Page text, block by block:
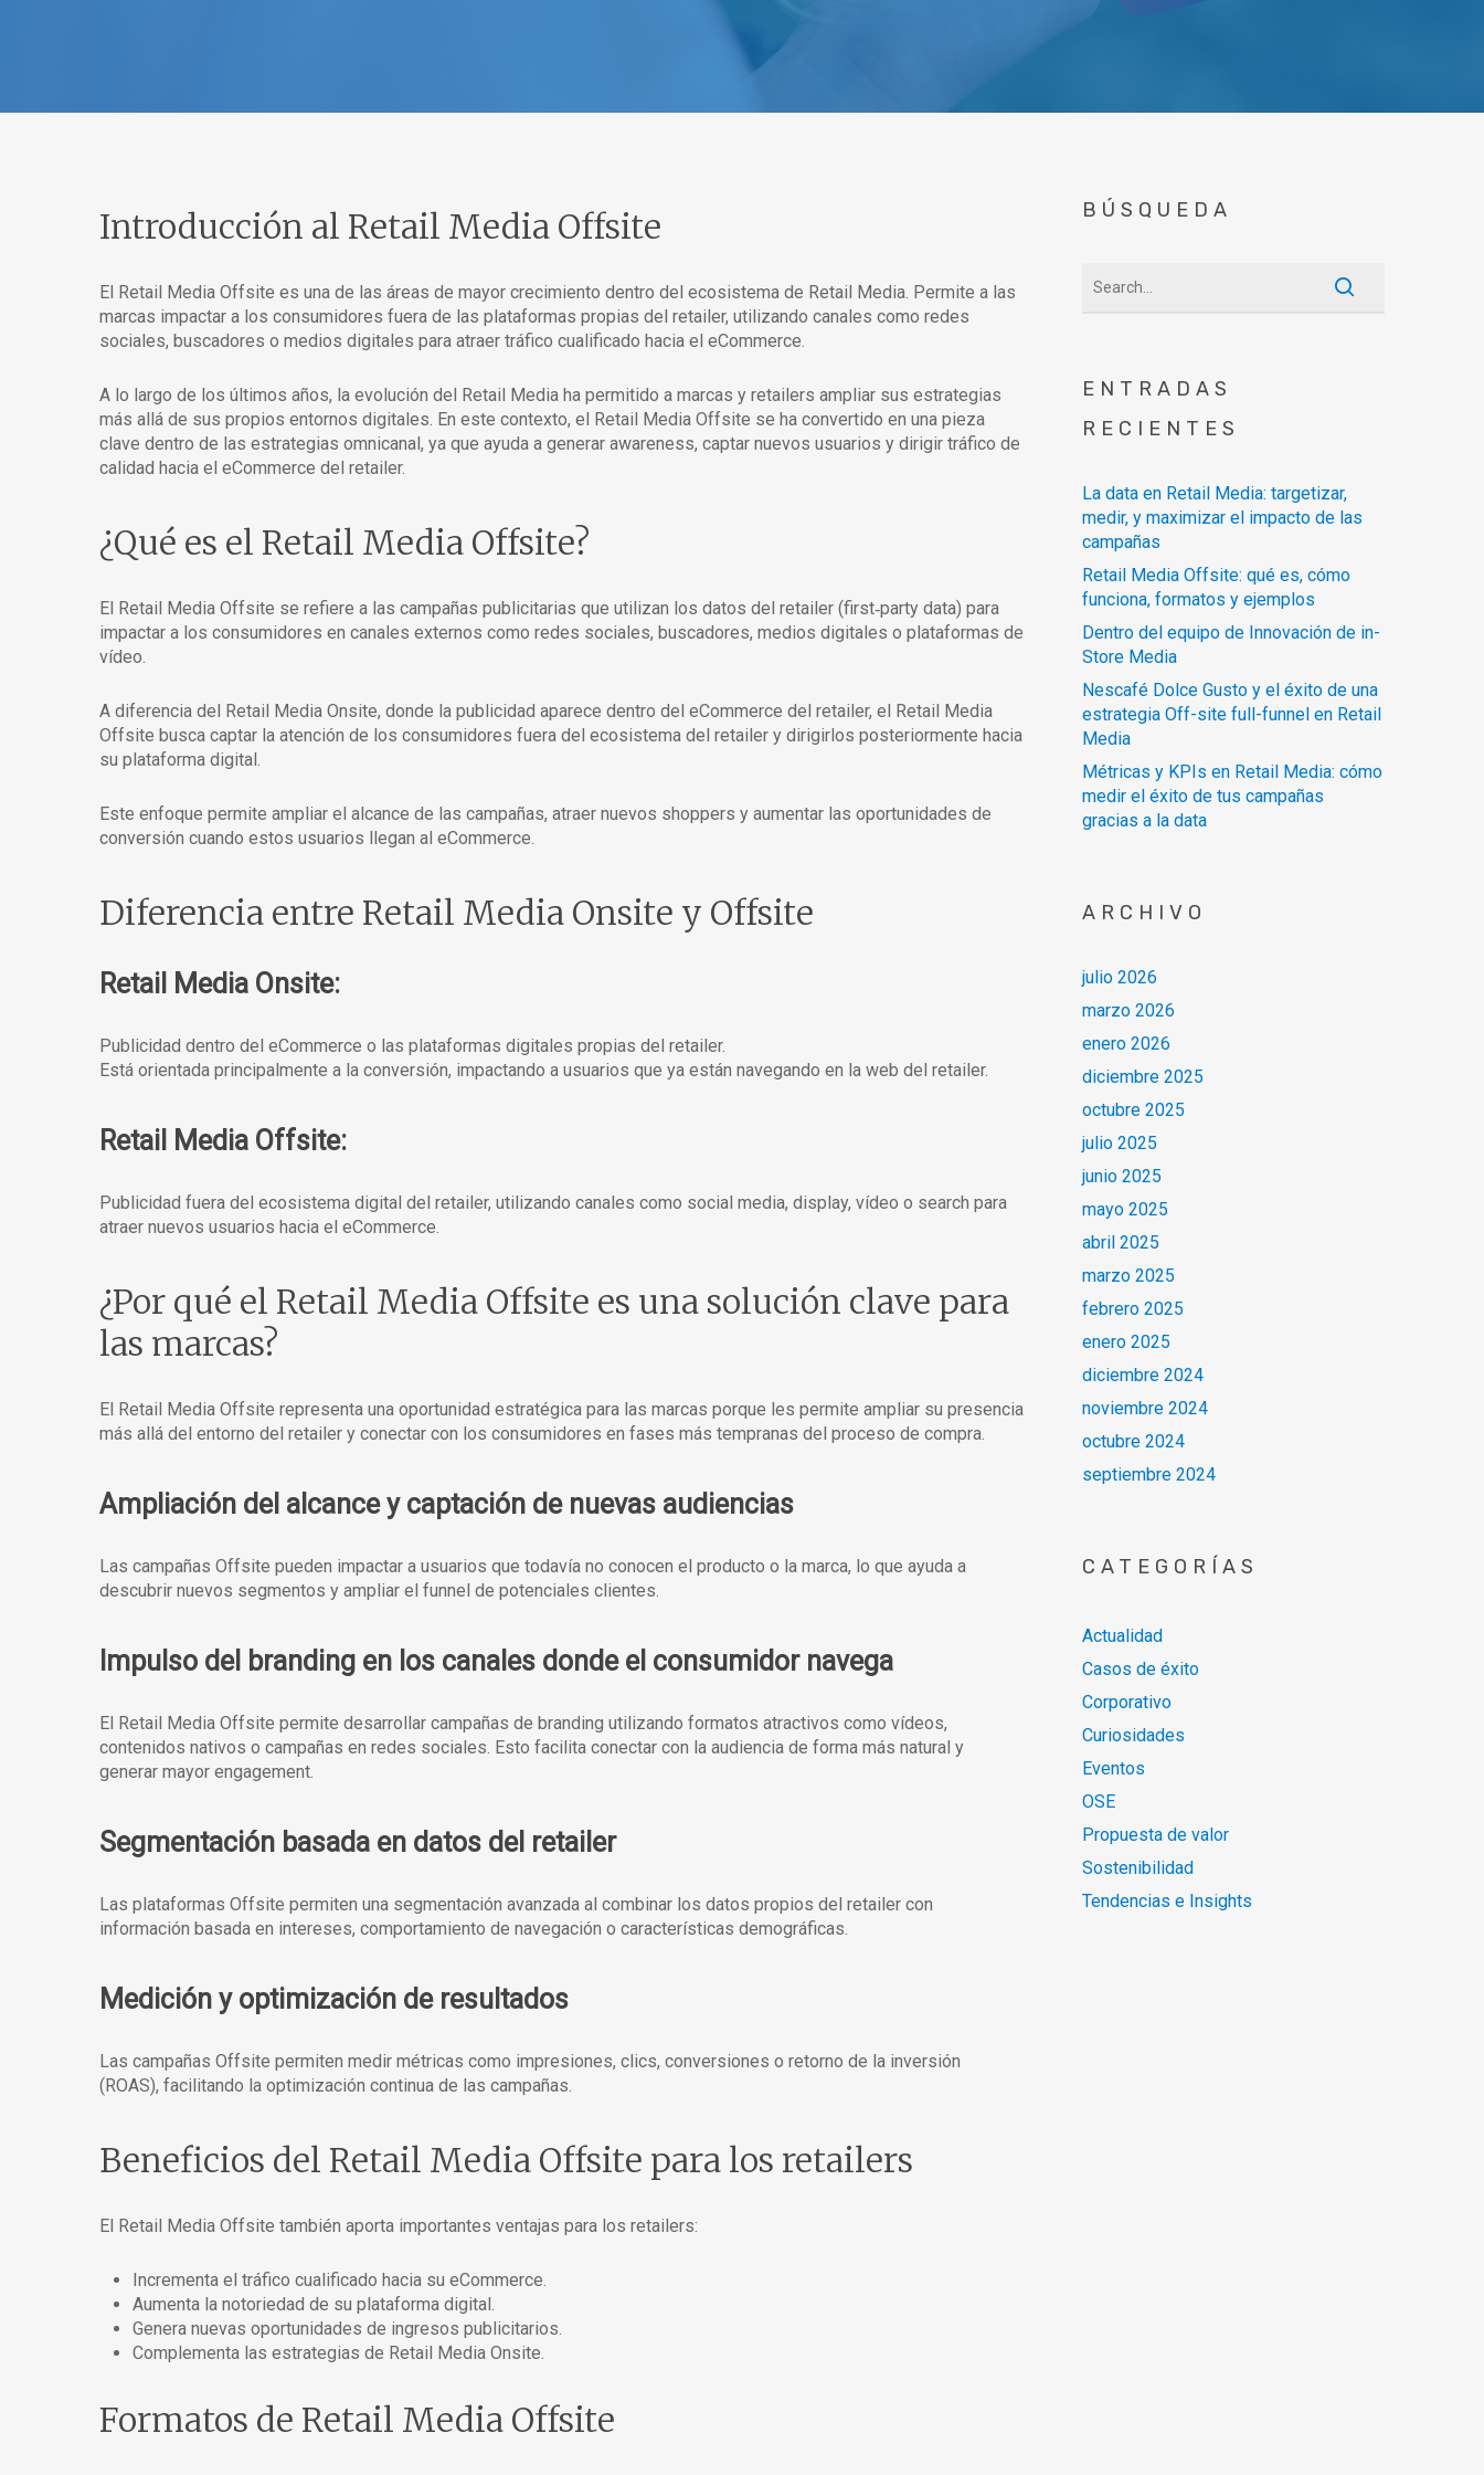
Introducción al Retail Media Offsite
El Retail Media Offsite es una de las áreas de mayor crecimiento dentro del ecosistema de Retail Media. Permite a las
marcas impactar a los consumidores fuera de las plataformas propias del retailer, utilizando canales como redes
sociales, buscadores o medios digitales para atraer tráfico cualificado hacia el eCommerce.
A lo largo de los últimos años, la evolución del Retail Media ha permitido a marcas y retailers ampliar sus estrategias
más allá de sus propios entornos digitales. En este contexto, el Retail Media Offsite se ha convertido en una pieza
clave dentro de las estrategias omnicanal, ya que ayuda a generar awareness, captar nuevos usuarios y dirigir tráfico de
calidad hacia el eCommerce del retailer.
¿Qué es el Retail Media Offsite?
El Retail Media Offsite se refiere a las campañas publicitarias que utilizan los datos del retailer (first‑party data) para
impactar a los consumidores en canales externos como redes sociales, buscadores, medios digitales o plataformas de
vídeo.
A diferencia del Retail Media Onsite, donde la publicidad aparece dentro del eCommerce del retailer, el Retail Media
Offsite busca captar la atención de los consumidores fuera del ecosistema del retailer y dirigirlos posteriormente hacia
su plataforma digital.
Este enfoque permite ampliar el alcance de las campañas, atraer nuevos shoppers y aumentar las oportunidades de
conversión cuando estos usuarios llegan al eCommerce.
Diferencia entre Retail Media Onsite y Offsite
Retail Media Onsite:
Publicidad dentro del eCommerce o las plataformas digitales propias del retailer.
Está orientada principalmente a la conversión, impactando a usuarios que ya están navegando en la web del retailer.
Retail Media Offsite:
Publicidad fuera del ecosistema digital del retailer, utilizando canales como social media, display, vídeo o search para
atraer nuevos usuarios hacia el eCommerce.
¿Por qué el Retail Media Offsite es una solución clave para
las marcas?
El Retail Media Offsite representa una oportunidad estratégica para las marcas porque les permite ampliar su presencia
más allá del entorno del retailer y conectar con los consumidores en fases más tempranas del proceso de compra.
Ampliación del alcance y captación de nuevas audiencias
Las campañas Offsite pueden impactar a usuarios que todavía no conocen el producto o la marca, lo que ayuda a
descubrir nuevos segmentos y ampliar el funnel de potenciales clientes.
Impulso del branding en los canales donde el consumidor navega
El Retail Media Offsite permite desarrollar campañas de branding utilizando formatos atractivos como vídeos,
contenidos nativos o campañas en redes sociales. Esto facilita conectar con la audiencia de forma más natural y
generar mayor engagement.
Segmentación basada en datos del retailer
Las plataformas Offsite permiten una segmentación avanzada al combinar los datos propios del retailer con
información basada en intereses, comportamiento de navegación o características demográficas.
Medición y optimización de resultados
Las campañas Offsite permiten medir métricas como impresiones, clics, conversiones o retorno de la inversión
(ROAS), facilitando la optimización continua de las campañas.
Beneficios del Retail Media Offsite para los retailers
El Retail Media Offsite también aporta importantes ventajas para los retailers:
Incrementa el tráfico cualificado hacia su eCommerce.
Aumenta la notoriedad de su plataforma digital.
Genera nuevas oportunidades de ingresos publicitarios.
Complementa las estrategias de Retail Media Onsite.
Formatos de Retail Media Offsite
BÚSQUEDA
ENTRADAS
RECIENTES
La data en Retail Media: targetizar,
medir, y maximizar el impacto de las
campañas
Retail Media Offsite: qué es, cómo
funciona, formatos y ejemplos
Dentro del equipo de Innovación de in-
Store Media
Nescafé Dolce Gusto y el éxito de una
estrategia Off-site full-funnel en Retail
Media
Métricas y KPIs en Retail Media: cómo
medir el éxito de tus campañas
gracias a la data
ARCHIVO
julio 2026
marzo 2026
enero 2026
diciembre 2025
octubre 2025
julio 2025
junio 2025
mayo 2025
abril 2025
marzo 2025
febrero 2025
enero 2025
diciembre 2024
noviembre 2024
octubre 2024
septiembre 2024
CATEGORÍAS
Actualidad
Casos de éxito
Corporativo
Curiosidades
Eventos
OSE
Propuesta de valor
Sostenibilidad
Tendencias e Insights